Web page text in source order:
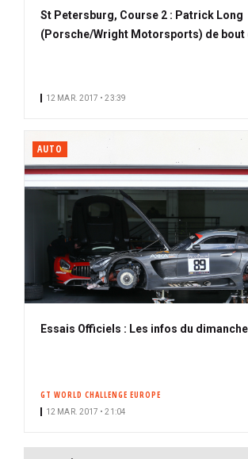
St Petersburg, Course 2 : Patrick Long
(Porsche/Wright Motorsports) de bout
12 MAR. 2017 • 23:39
AUTO
Essais Officiels : Les infos du
GT WORLD CHALLENGE EUROPE
12 MAR. 2017 • 21:04